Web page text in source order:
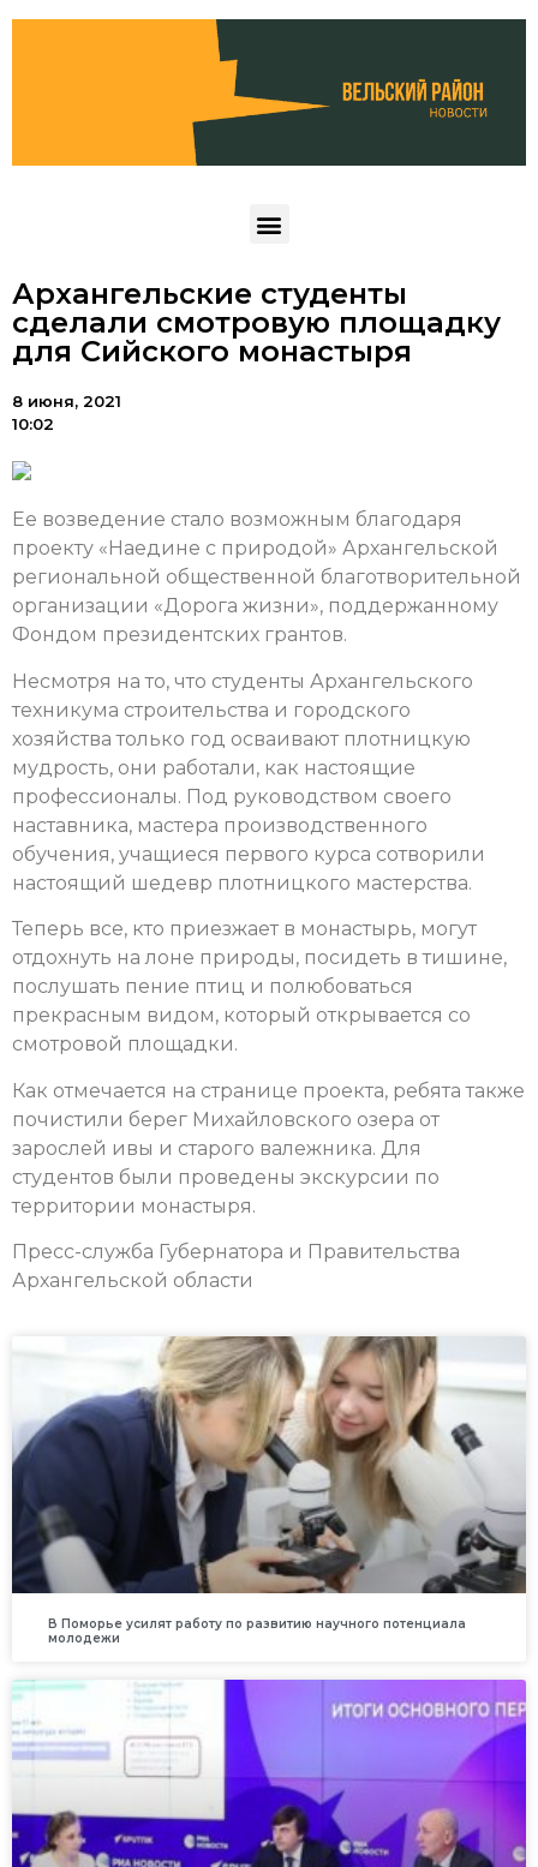
Архангельские студенты
сделали смотровую площадку
для Сийского монастыря
8 июня, 2021
10:02
Ее возведение стало возможным благодаря
проекту «Наедине с природой» Архангельской
региональной общественной благотворительной
организации «Дорога жизни», поддержанному
Фондом президентских грантов.
Несмотря на то, что студенты Архангельского
техникума строительства и городского
хозяйства только год осваивают плотницкую
мудрость, они работали, как настоящие
профессионалы. Под руководством своего
наставника, мастера производственного
обучения, учащиеся первого курса сотворили
настоящий шедевр плотницкого мастерства.
Теперь все, кто приезжает в монастырь, могут
отдохнуть на лоне природы, посидеть в тишине,
послушать пение птиц и полюбоваться
прекрасным видом, который открывается со
смотровой площадки.
Как отмечается на странице проекта, ребята также
почистили берег Михайловского озера от
зарослей ивы и старого валежника. Для
студентов были проведены экскурсии по
территории монастыря.
Пресс-служба Губернатора и Правительства
Архангельской области
В Поморье усилят работу по развитию научного потенциала
молодежи